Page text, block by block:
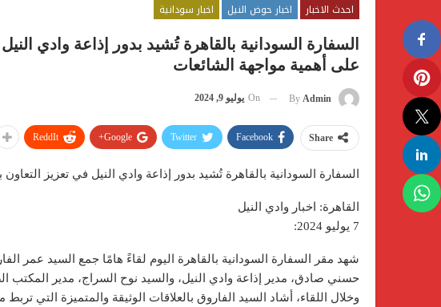
احدث الاخبار اخبار حوض النيل
اخبار سودانية
السفارة السودانية بالقاهرة تُشيد بدور إذاعة وادي
على أهمية مواجهة الشائعات
By Admin
On يوليو 9, 2024
Share
Facebook
Twitter
Google+
ReddIt
السفارة السودانية بالقاهرة تُشيد بدور إذاعة وادي النيل في تعزيز
القاهرة: اخبار وادي النيل
7 يوليو 2024:
شهد مقر السفارة السودانية بالقاهرة اليوم لقاءً هامًا جمع السيد عمر
حسني صادق، مدير إذاعة وادي النيل، والسيد نوح السراج، مدير المكتب
وخلال اللقاء، أشاد السيد الفاروق بالعلاقات الوثيقة والمتميزة التي